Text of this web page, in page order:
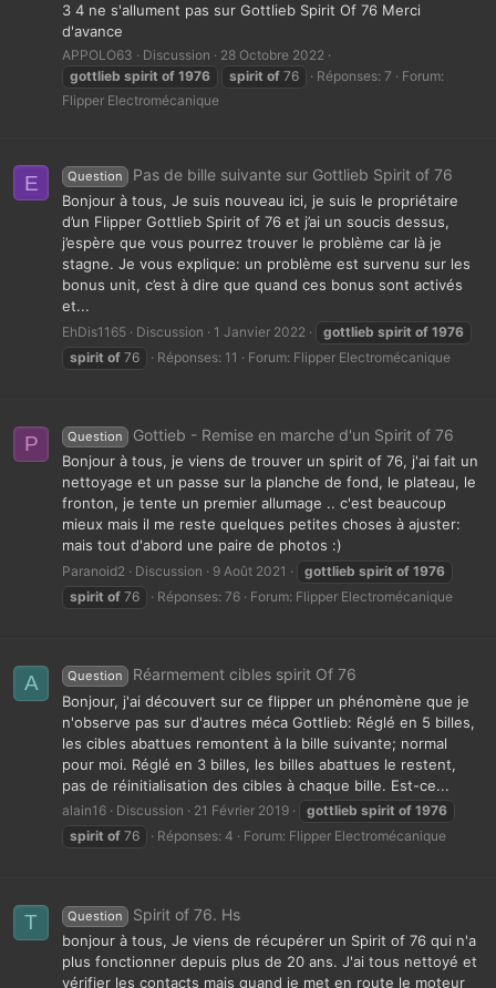
3 4 ne s'allument pas sur Gottlieb Spirit Of 76 Merci
d'avance
APPOLO63 Discussion
28 Octobre 2022
gottlieb spirit of 1976 spirit of 76 Réponses: 7
Forum:
Flipper Electromécanique
E Question Pas de bille suivante sur Gottlieb Spirit of 76
Bonjour à tous, Je suis nouveau ici, je suis le propriétaire
d’un Flipper Gottlieb Spirit of 76 et j’ai un soucis dessus,
j’espère que vous pourrez trouver le problème car là je
stagne. Je vous explique: un problème est survenu sur les
bonus unit, c’est à dire que quand ces bonus sont activés
et...
EhDis1165 Discussion 1 Janvier 2022 gottlieb spirit of 1976
spirit of 76 Réponses: 11 Forum: Flipper Electromécanique
P Question Gottieb - Remise en marche d'un Spirit of 76
Bonjour à tous, je viens de trouver un spirit of 76, j'ai fait un
nettoyage et un passe sur la planche de fond, le plateau, le
fronton, je tente un premier allumage .. c'est beaucoup
mieux mais il me reste quelques petites choses à ajuster:
mais tout d'abord une paire de photos :)
Paranoid2 Discussion 9 Août 2021 gottlieb spirit of 1976
spirit of 76 Réponses: 76 Forum: Flipper Electromécanique
A Question Réarmement cibles spirit Of 76
Bonjour, j'ai découvert sur ce flipper un phénomène que je
n'observe pas sur d'autres méca Gottlieb: Réglé en 5 billes,
les cibles abattues remontent à la bille suivante; normal
pour moi. Réglé en 3 billes, les billes abattues le restent,
pas de réinitialisation des cibles à chaque bille. Est-ce...
alain16 Discussion 21 Février 2019 gottlieb spirit of 1976
spirit of 76 Réponses: 4 Forum: Flipper Electromécanique
T Question Spirit of 76. Hs
bonjour à tous, Je viens de récupérer un Spirit of 76 qui n'a
plus fonctionner depuis plus de 20 ans. J'ai tous nettoyé et
vérifier les contacts mais quand je met en route le moteur